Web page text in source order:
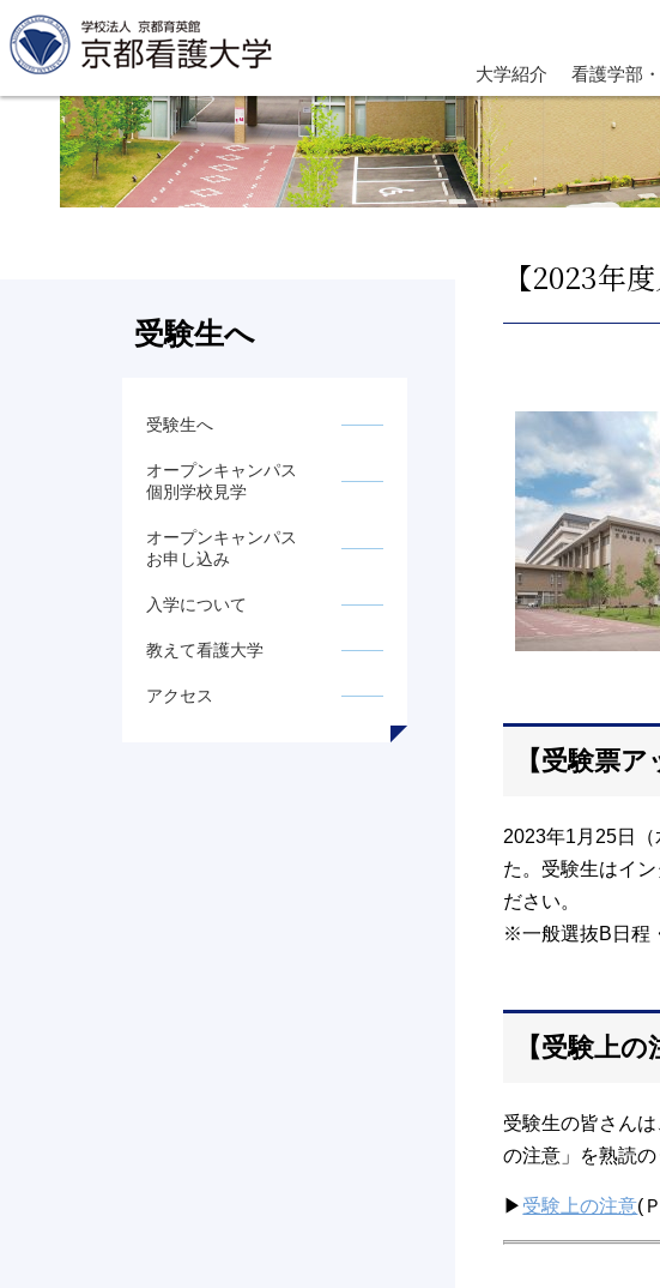
大学紹介 看護学部
【2023年
【受験票
2023年1月25日
た。受験生はイ
ださい。
※一般選抜B日程
【受験上の
受験生の皆さん
の注意」を熟読
▶ 受験上の注意(
受験生へ
受験生へ
オープンキャンパス
個別学校見学
オープンキャンパス
お申し込み
入学について
教えて看護大学
アクセス